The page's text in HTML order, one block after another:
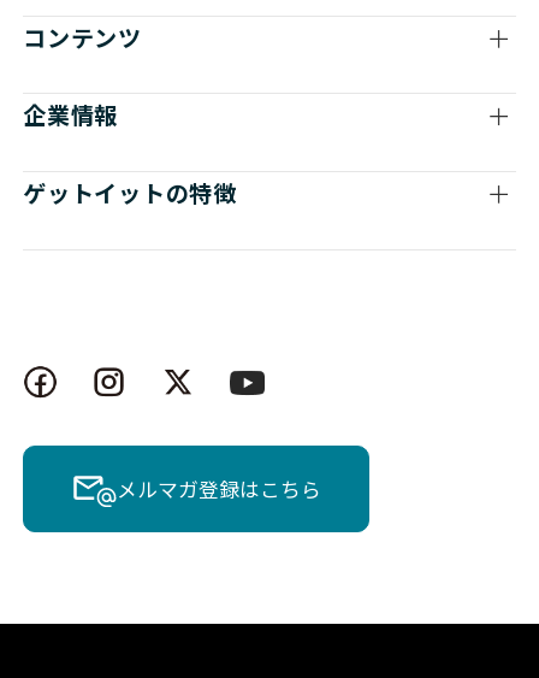
コンテンツ
企業情報
ゲットイットの特徴
メルマガ登録はこちら